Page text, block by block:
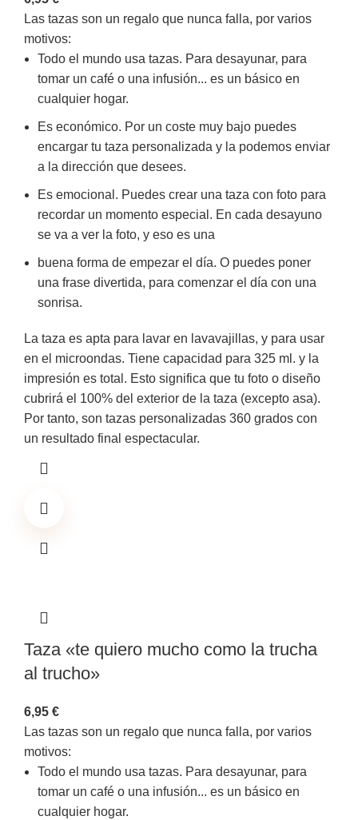
Las tazas son un regalo que nunca falla, por varios
motivos:
Todo el mundo usa tazas. Para desayunar, para
tomar un café o una infusión... es un básico en
cualquier hogar.
Es económico. Por un coste muy bajo puedes
encargar tu taza personalizada y la podemos enviar
a la dirección que desees.
Es emocional. Puedes crear una taza con foto para
recordar un momento especial. En cada desayuno
se va a ver la foto, y eso es una
buena forma de empezar el día. O puedes poner
una frase divertida, para comenzar el día con una
sonrisa.
La taza es apta para lavar en lavavajillas, y para usar
en el microondas. Tiene capacidad para 325 ml. y la
impresión es total. Esto significa que tu foto o diseño
cubrirá el 100% del exterior de la taza (excepto asa).
Por tanto, son tazas personalizadas 360 grados con
un resultado final espectacular.
Taza «te quiero mucho como la trucha
al trucho»
6,95 €
Las tazas son un regalo que nunca falla, por varios
motivos:
Todo el mundo usa tazas. Para desayunar, para
tomar un café o una infusión... es un básico en
cualquier hogar.